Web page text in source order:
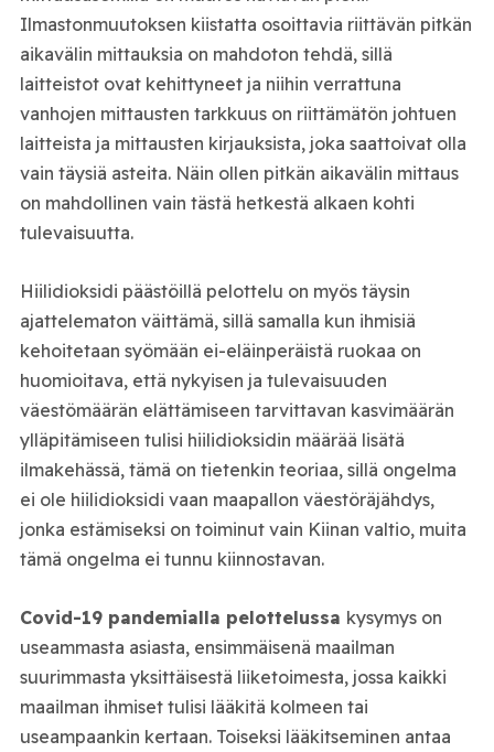
Ilmastonmuutoksen kiistatta osoittavia riittävän pitkän
aikavälin mittauksia on mahdoton tehdä, sillä
laitteistot ovat kehittyneet ja niihin verrattuna
vanhojen mittausten tarkkuus on riittämätön johtuen
laitteista ja mittausten kirjauksista, joka saattoivat olla
vain täysiä asteita. Näin ollen pitkän aikavälin mittaus
on mahdollinen vain tästä hetkestä alkaen kohti
tulevaisuutta.
Hiilidioksidi päästöillä pelottelu on myös täysin
ajattelematon väittämä, sillä samalla kun ihmisiä
kehoitetaan syömään ei-eläinperäistä ruokaa on
huomioitava, että nykyisen ja tulevaisuuden
väestömäärän elättämiseen tarvittavan kasvimäärän
ylläpitämiseen tulisi hiilidioksidin määrää lisätä
ilmakehässä, tämä on tietenkin teoriaa, sillä ongelma
ei ole hiilidioksidi vaan maapallon väestöräjähdys,
jonka estämiseksi on toiminut vain Kiinan valtio, muita
tämä ongelma ei tunnu kiinnostavan.
Covid-19 pandemialla pelottelussa kysymys on
useammasta asiasta, ensimmäisenä maailman
suurimmasta yksittäisestä liiketoimesta, jossa kaikki
maailman ihmiset tulisi lääkitä kolmeen tai
useampaankin kertaan. Toiseksi lääkitseminen antaa